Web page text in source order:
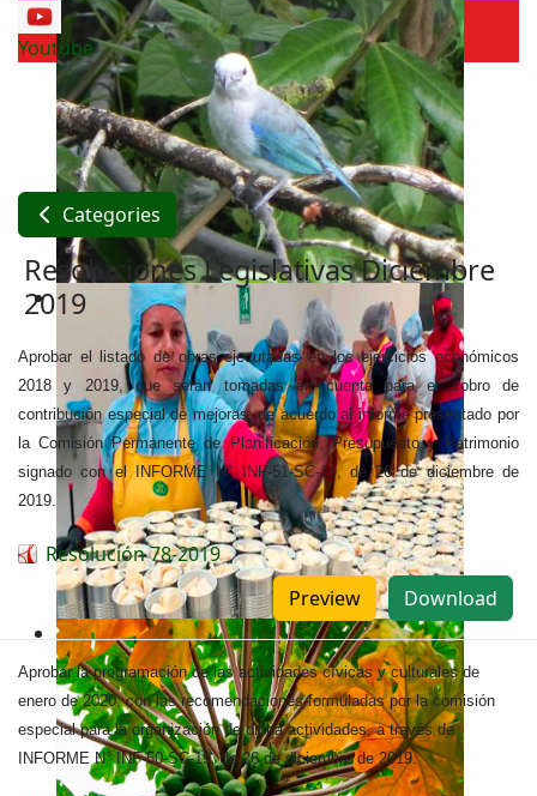
Youtube
Categories
Resoluciones Legislativas Diciembre
2019
Aprobar el listado de obras ejecutadas en los ejercicios económicos
2018 y 2019, que serán tomadas en cuenta para el cobro de
contribución especial de mejoras, de acuerdo al informe presentado por
la Comisión Permanente de Planificación, Presupuesto y Patrimonio
signado con el INFORME N° INF-51-SC-19, de 26 de diciembre de
2019.
Resolución 78-2019
Download
Preview
Aprobar la programación de las actividades cívicas y culturales de
enero de 2020, con las recomendaciones formuladas por la comisión
especial para la organización de dicha actividades, a través de
INFORME N° INF-50-SC-19, de 26 de diciembre de 2019.